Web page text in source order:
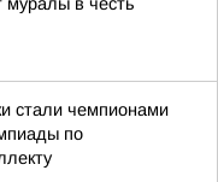
стали чемпионами
по